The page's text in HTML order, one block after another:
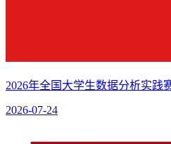
2026年全国大学生数据分析实践
2026-07-24